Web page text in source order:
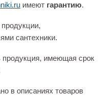
имеют гарантию.
сантехники.
продукция, имеющая срок
в описаниях товаров